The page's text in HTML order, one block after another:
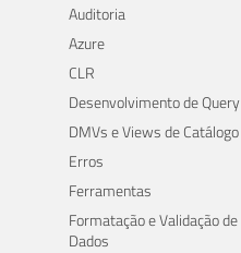
Auditoria
Azure
CLR
Desenvolvimento de Query
DMVs e Views de Catálogo
Erros
Ferramentas
Formatação e Validação de
Dados